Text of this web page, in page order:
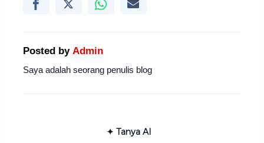
Posted by Admin
Saya adalah seorang penulis blog
✦ Tanya AI